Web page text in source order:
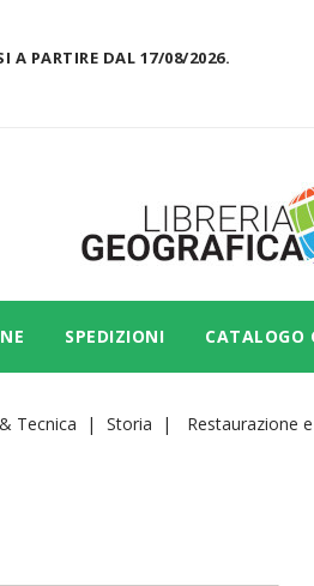
A PARTIRE DAL 17/08/2026.
SPEDIZIONI CATALOGO
Tecnica Storia Restaurazione